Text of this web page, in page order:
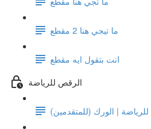
ما تيجي هنا 2 مقطع
انت بتقول ايه مقطع
الرقص للرياضة